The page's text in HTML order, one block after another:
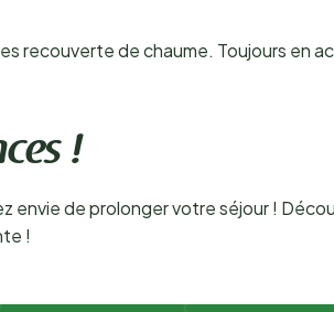
recouverte de chaume. Toujours en
!
envie de prolonger votre séjour !
!